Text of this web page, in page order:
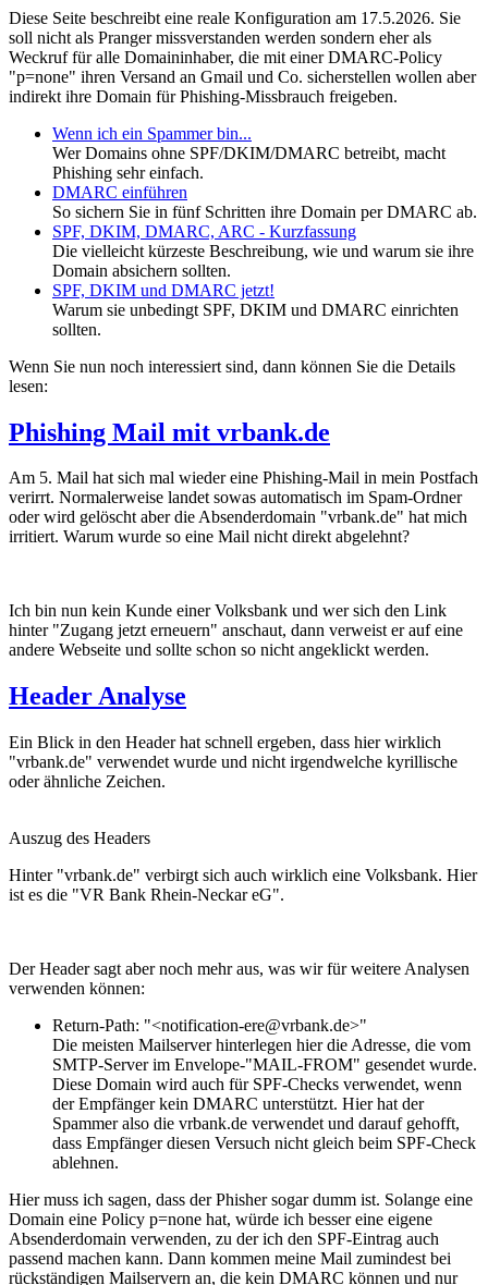
Diese Seite beschreibt eine reale Konfiguration am 17.5.2026. Sie
soll nicht als Pranger missverstanden werden sondern eher als
Weckruf für alle Domaininhaber, die mit einer DMARC-Policy
"p=none" ihren Versand an Gmail und Co. sicherstellen wollen aber
indirekt ihre Domain für Phishing-Missbrauch freigeben.
Wenn ich ein Spammer bin...
Wer Domains ohne SPF/DKIM/DMARC betreibt, macht
Phishing sehr einfach.
DMARC einführen
So sichern Sie in fünf Schritten ihre Domain per DMARC ab.
SPF, DKIM, DMARC, ARC - Kurzfassung
Die vielleicht kürzeste Beschreibung, wie und warum sie ihre
Domain absichern sollten.
SPF, DKIM und DMARC jetzt!
Warum sie unbedingt SPF, DKIM und DMARC einrichten
sollten.
Wenn Sie nun noch interessiert sind, dann können Sie die Details
lesen:
Phishing Mail mit vrbank.de
Am 5. Mail hat sich mal wieder eine Phishing-Mail in mein Postfach
verirrt. Normalerweise landet sowas automatisch im Spam-Ordner
oder wird gelöscht aber die Absenderdomain "vrbank.de" hat mich
irritiert. Warum wurde so eine Mail nicht direkt abgelehnt?
Ich bin nun kein Kunde einer Volksbank und wer sich den Link
hinter "Zugang jetzt erneuern" anschaut, dann verweist er auf eine
andere Webseite und sollte schon so nicht angeklickt werden.
Header Analyse
Ein Blick in den Header hat schnell ergeben, dass hier wirklich
"vrbank.de" verwendet wurde und nicht irgendwelche kyrillische
oder ähnliche Zeichen.
Auszug des Headers
Hinter "vrbank.de" verbirgt sich auch wirklich eine Volksbank. Hier
ist es die "VR Bank Rhein-Neckar eG".
Der Header sagt aber noch mehr aus, was wir für weitere Analysen
verwenden können:
Return-Path: "<notification-ere@vrbank.de>"
Die meisten Mailserver hinterlegen hier die Adresse, die vom
SMTP-Server im Envelope-"MAIL-FROM" gesendet wurde.
Diese Domain wird auch für SPF-Checks verwendet, wenn
der Empfänger kein DMARC unterstützt. Hier hat der
Spammer also die vrbank.de verwendet und darauf gehofft,
dass Empfänger diesen Versuch nicht gleich beim SPF-Check
ablehnen.
Hier muss ich sagen, dass der Phisher sogar dumm ist. Solange eine
Domain eine Policy p=none hat, würde ich besser eine eigene
Absenderdomain verwenden, zu der ich den SPF-Eintrag auch
passend machen kann. Dann kommen meine Mail zumindest bei
rückständigen Mailservern an, die kein DMARC können und nur